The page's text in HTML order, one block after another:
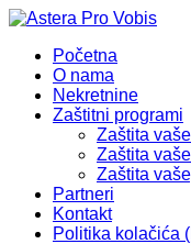
Početna
O nama
Nekretnine
Zaštitni programi
Zaštita
Zaštita
Zaštita
Partneri
Kontakt
Politika kolačića